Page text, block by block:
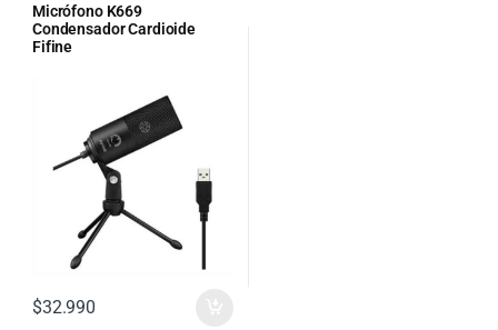
Micrófono K669
Condensador Cardioide
Fifine
$32.990